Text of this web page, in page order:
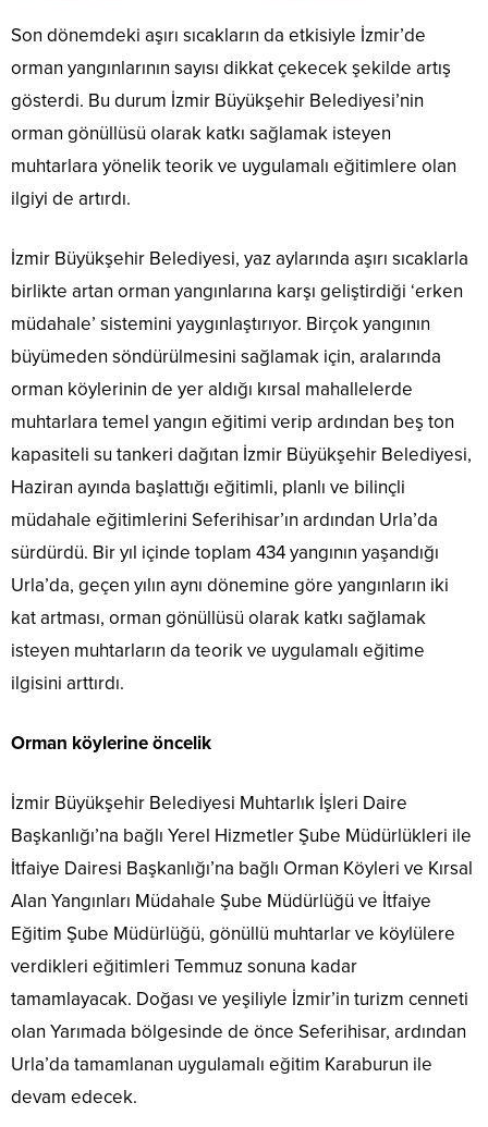
Son dönemdeki aşırı sıcakların da etkisiyle İzmir’de
orman yangınlarının sayısı dikkat çekecek şekilde artış
gösterdi. Bu durum İzmir Büyükşehir Belediyesi’nin
orman gönüllüsü olarak katkı sağlamak isteyen
muhtarlara yönelik teorik ve uygulamalı eğitimlere olan
ilgiyi de artırdı.
İzmir Büyükşehir Belediyesi, yaz aylarında aşırı sıcaklarla
birlikte artan orman yangınlarına karşı geliştirdiği ‘erken
müdahale’ sistemini yaygınlaştırıyor. Birçok yangının
büyümeden söndürülmesini sağlamak için, aralarında
orman köylerinin de yer aldığı kırsal mahallelerde
muhtarlara temel yangın eğitimi verip ardından beş ton
kapasiteli su tankeri dağıtan İzmir Büyükşehir Belediyesi,
Haziran ayında başlattığı eğitimli, planlı ve bilinçli
müdahale eğitimlerini Seferihisar’ın ardından Urla’da
sürdürdü. Bir yıl içinde toplam 434 yangının yaşandığı
Urla’da, geçen yılın aynı dönemine göre yangınların iki
kat artması, orman gönüllüsü olarak katkı sağlamak
isteyen muhtarların da teorik ve uygulamalı eğitime
ilgisini arttırdı.
Orman köylerine öncelik
İzmir Büyükşehir Belediyesi Muhtarlık İşleri Daire
Başkanlığı’na bağlı Yerel Hizmetler Şube Müdürlükleri ile
İtfaiye Dairesi Başkanlığı’na bağlı Orman Köyleri ve Kırsal
Alan Yangınları Müdahale Şube Müdürlüğü ve İtfaiye
Eğitim Şube Müdürlüğü, gönüllü muhtarlar ve köylülere
verdikleri eğitimleri Temmuz sonuna kadar
tamamlayacak. Doğası ve yeşiliyle İzmir’in turizm cenneti
olan Yarımada bölgesinde de önce Seferihisar, ardından
Urla’da tamamlanan uygulamalı eğitim Karaburun ile
devam edecek.